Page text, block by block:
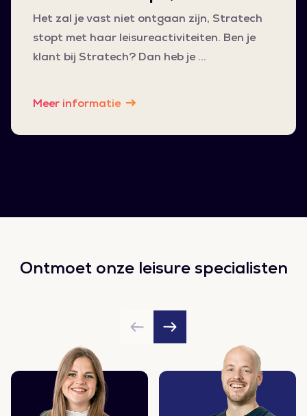
Het zal je vast niet ontgaan zijn, Stratech
stopt met haar leisureactiviteiten. Ben je
klant bij Stratech? Dan heb je …
Meer informatie
Ontmoet onze leisure specialisten